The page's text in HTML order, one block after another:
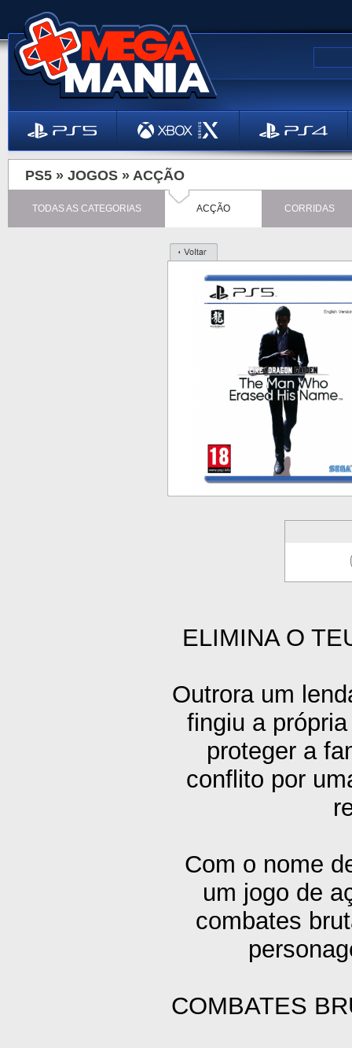
PS5 » JOGOS » ACÇÃO
TODAS AS CATEGORIAS ACÇÃO CORRIDAS
ELIMINA O
Outrora um
fingiu a
proteger a
conflito por
Com o nome
um jogo de
combates
COMBATES